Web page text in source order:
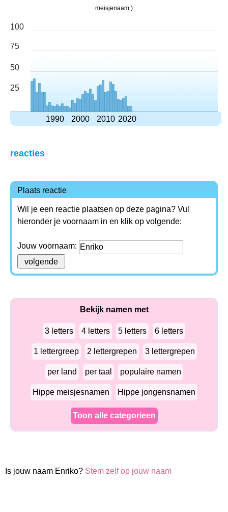
meisjenaam.)
100
75
50
25
1990 2000 2010 2020
reacties
Plaats reactie
Wil je een reactie plaatsen op deze pagina? Vul
hieronder je voornaam in en klik op volgende:
Jouw voornaam:
Bekijk namen met
3 letters 4 letters 5 letters 6 letters
1 lettergreep 2 lettergrepen 3 lettergrepen
per land per taal populaire namen
Hippe meisjesnamen Hippe jongensnamen
Toon alle categorieen
Is jouw naam Enriko? Stem zelf op jouw naam